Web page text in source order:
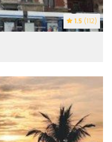
1.5 (112)